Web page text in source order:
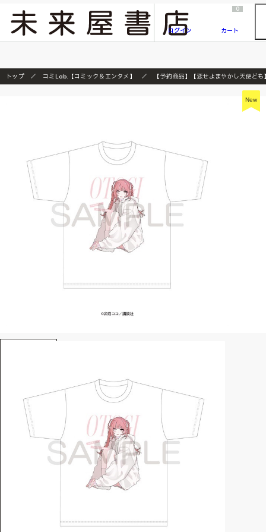
『ONE PIECE magazine 021 ONE PIECEカード付き同梱版』発売延期のご案内
ログイン
0
カート
トップ コミLab.【コミック＆エンタメ】 【予約商品】【恋せよまやかし天使ど
New